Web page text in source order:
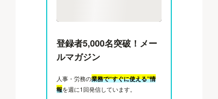
登録者5,000名突破！メー
ルマガジン
人事・労務の業務で“すぐに使える”情
報を週に1回発信しています。